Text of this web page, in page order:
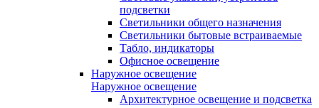
подсветки
Светильники общего назначения
Светильники бытовые встраиваемые
Табло, индикаторы
Офисное освещение
Наружное освещение
Наружное освещение
Архитектурное освещение и подсветка